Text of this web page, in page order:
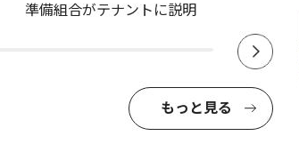
準備組合がテナントに説明
もっと見る